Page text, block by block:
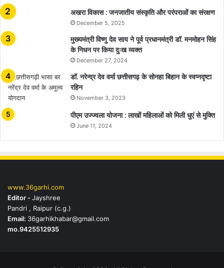
अखरा विकास : जनजातीय संस्कृति और परंपराओं का संरक्षण
December 5, 2025
मुख्यमंत्री विष्णु देव साय ने पूर्व प्रधानमंत्री डॉ. मनमोहन सिंह
के निधन पर किया दुःख व्यक्त
December 27, 2024
डॉ. नरेन्द्र देव वर्मा छत्तीसगढ़ के सोनहा बिहान के स्वप्नदृष्टा
रहिन
November 3, 2023
पीएम उज्ज्वला योजना : लाखों महिलाओं को मिली धुएं से मुक्ति
June 11, 2024
www.36garhi.com
Editor -Jayshree
Pandri , Raipur (c.g.)
Email: 36garhikhabar@gmail.com
mo.9425512935